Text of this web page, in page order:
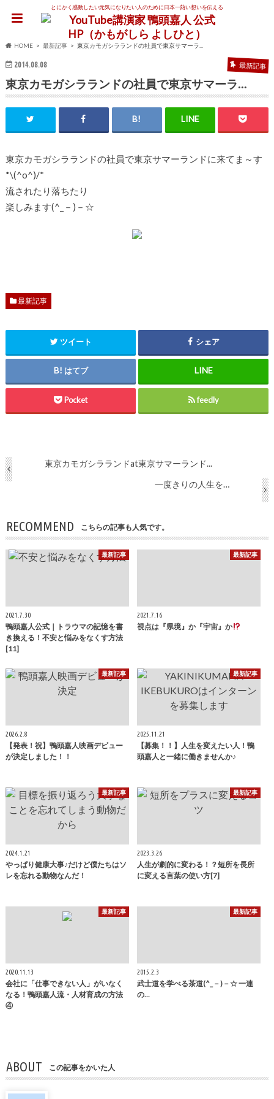
とにかく感動したい元気になりたい人のために日本一熱い想いを伝える
HOME 最新記事 東京カモガシラランドの社員で東京サマーラ...
2014.08.08 最新記事
東京カモガシラランドの社員で東京サマーラ…
東京カモガシラランドの社員で東京サマーランドに来てま～す
*\(^o^)/*
流されたり落ちたり
楽しみます(^_－)－☆
最新記事
ツイート シェア
はてブ
Pocket feedly
東京カモガシラランドat東京サマーランド...
一度きりの人生を…
RECOMMEND こちらの記事も人気です。
最新記事
2021.7.30
鴨頭嘉人公式｜トラウマの記憶を書
き換える！不安と悩みをなくす方法
[11]
最新記事
2021.7.16
視点は『県境』か『宇宙』か
最新記事
2026.2.8
【発表！祝】鴨頭嘉人映画デビュー
が決定しました！！
最新記事
2025.11.21
【募集！！】人生を変えたい人！鴨
頭嘉人と一緒に働きませんか♪
最新記事
2024.1.21
やっぱり健康大事♪だけど僕たちはソ
レを忘れる動物なんだ！
最新記事
2023.3.26
人生が劇的に変わる！？短所を長所
に変える言葉の使い方[7]
最新記事
2020.11.13
会社に「仕事できない人」がいなく
なる！鴨頭嘉人流・人材育成の方法
④
最新記事
2015.2.3
武士道を学べる茶道(^_－)－☆ 一連
の...
ABOUT この記事をかいた人